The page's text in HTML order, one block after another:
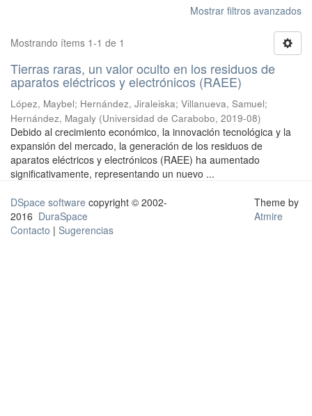
Mostrar filtros avanzados
Mostrando ítems 1-1 de 1
Tierras raras, un valor oculto en los residuos de
aparatos eléctricos y electrónicos (RAEE)
López, Maybel; Hernández, Jiraleiska; Villanueva, Samuel;
Hernández, Magaly (Universidad de Carabobo, 2019-08)
Debido al crecimiento económico, la innovación tecnológica y la
expansión del mercado, la generación de los residuos de
aparatos eléctricos y electrónicos (RAEE) ha aumentado
significativamente, representando un nuevo ...
DSpace software copyright © 2002-
2016 DuraSpace
Contacto | Sugerencias
Theme by
Atmire